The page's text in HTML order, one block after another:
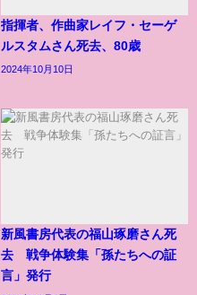
指揮者、作曲家レイフ・セーゲ
ルスタムさん死去、80歳
2024年10月10日
新風書房代表の福山琢磨さん死
去 戦争体験集「孫たちへの証
言」発行